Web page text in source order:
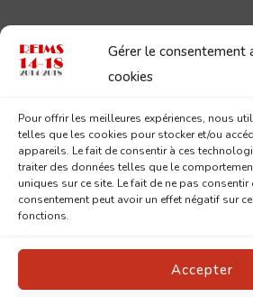
Gérer le consentement
cookies
Pour offrir les meilleures expériences, nous
telles que les cookies pour stocker et/ou
appareils. Le fait de consentir à ces
traiter des données telles que le
uniques sur ce site. Le fait de ne pas consentir
consentement peut avoir un effet négatif sur
fonctions.
Accepter